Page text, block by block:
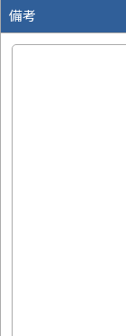
備考